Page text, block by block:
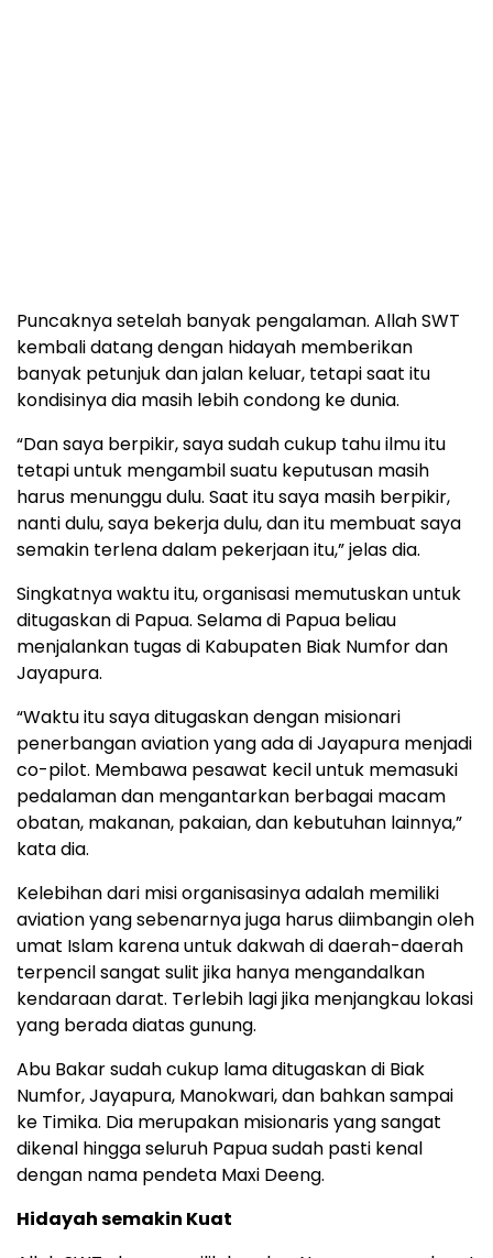
Puncaknya setelah banyak pengalaman. Allah SWT
kembali datang dengan hidayah memberikan
banyak petunjuk dan jalan keluar, tetapi saat itu
kondisinya dia masih lebih condong ke dunia.
“Dan saya berpikir, saya sudah cukup tahu ilmu itu
tetapi untuk mengambil suatu keputusan masih
harus menunggu dulu. Saat itu saya masih berpikir,
nanti dulu, saya bekerja dulu, dan itu membuat saya
semakin terlena dalam pekerjaan itu,” jelas dia.
Singkatnya waktu itu, organisasi memutuskan untuk
ditugaskan di Papua. Selama di Papua beliau
menjalankan tugas di Kabupaten Biak Numfor dan
Jayapura.
“Waktu itu saya ditugaskan dengan misionari
penerbangan aviation yang ada di Jayapura menjadi
co-pilot. Membawa pesawat kecil untuk memasuki
pedalaman dan mengantarkan berbagai macam
obatan, makanan, pakaian, dan kebutuhan lainnya,”
kata dia.
Kelebihan dari misi organisasinya adalah memiliki
aviation yang sebenarnya juga harus diimbangin oleh
umat Islam karena untuk dakwah di daerah-daerah
terpencil sangat sulit jika hanya mengandalkan
kendaraan darat. Terlebih lagi jika menjangkau lokasi
yang berada diatas gunung.
Abu Bakar sudah cukup lama ditugaskan di Biak
Numfor, Jayapura, Manokwari, dan bahkan sampai
ke Timika. Dia merupakan misionaris yang sangat
dikenal hingga seluruh Papua sudah pasti kenal
dengan nama pendeta Maxi Deeng.
Hidayah semakin Kuat